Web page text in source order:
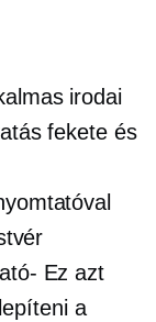
irodai
fekete és
Ez azt
a